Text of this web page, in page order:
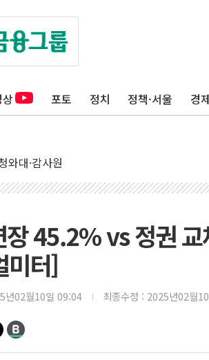
포토 정치 정책·서울 경제
와대·감사원
장 45.2% vs 정권
미터]
년02월10일 09:04 최종수정 : 2025년02월